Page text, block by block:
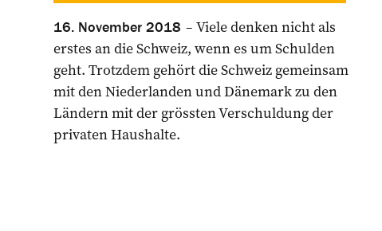
16. November 2018
Viele denken nicht als
erstes an die Schweiz, wenn es um Schulden
geht. Trotzdem gehört die Schweiz gemeinsam
mit den Niederlanden und Dänemark zu den
Ländern mit der grössten Verschuldung der
privaten Haushalte.